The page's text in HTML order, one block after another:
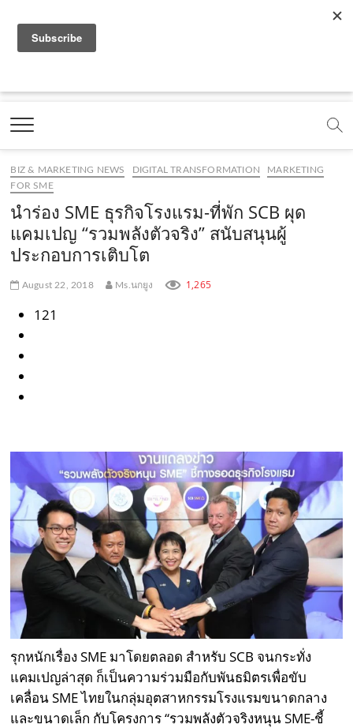
a
e
b
o
o
k
.
c
o
m
o
t
b
e
.
c
o
m
.
o
e
m
e
t
g
r
a
m
.
c
t
k
.
c
o
m
Marketing Oops!
DIGITAL | CREATIVE | ADVERTISING | CAMPAIGN |
BIZ & MARKETING NEWS DIGITAL TRANSFORMATION
MARKETING
FOR SME
นำร่อง SME ธุรกิจโรงแรม-ที่พัก SCB ผุด
แคมเปญ “รวมพลังตัวจริง” สนับสนุนผู้
ประกอบการเติบโต
August 22, 2018 Ms.นกยูง 1,265
121
รุกหนักเรื่อง SME มาโดยตลอด สำหรับ SCB จนกระทั่ง
แคมเปญล่าสุด ก็เป็นความร่วมมือกับพันธมิตรเพื่อขับ
เคลื่อน SME ไทยในกลุ่มอุตสาหกรรมโรงแรมขนาดกลาง
และขนาดเล็ก กับโครงการ “รวมพลังตัวจริงหนุน SME-ชี้